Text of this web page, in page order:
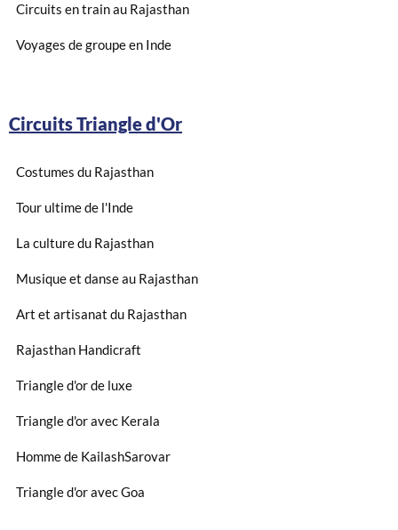
Circuits en train au Rajasthan
Voyages de groupe en Inde
Circuits Triangle d'Or
Costumes du Rajasthan
Tour ultime de l'Inde
La culture du Rajasthan
Musique et danse au Rajasthan
Art et artisanat du Rajasthan
Rajasthan Handicraft
Triangle d'or de luxe
Triangle d'or avec Kerala
Homme de KailashSarovar
Triangle d'or avec Goa